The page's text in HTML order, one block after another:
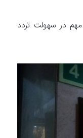
در سهولت تردد